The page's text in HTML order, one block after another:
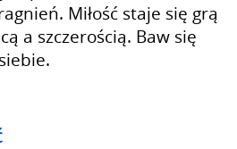
Miłość staje się grą
a szczerością. Baw się